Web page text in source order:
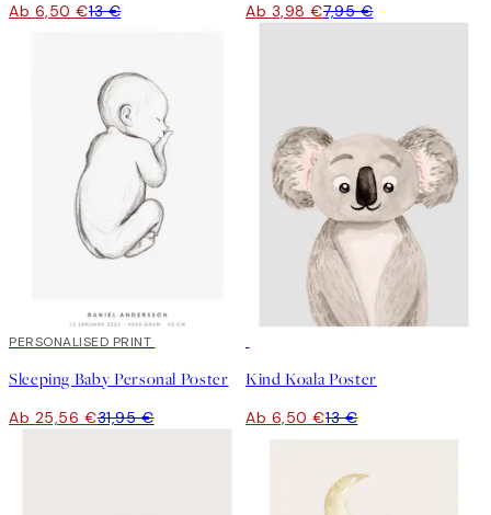
Ab 6,50 €13 € Ab 3,98 €7,95 €
20%*
PERSONALISED PRINT
Sleeping Baby Personal Poster
Ab 25,56 €31,95 €
Kind Koala Poster
Ab 6,50 €13 €